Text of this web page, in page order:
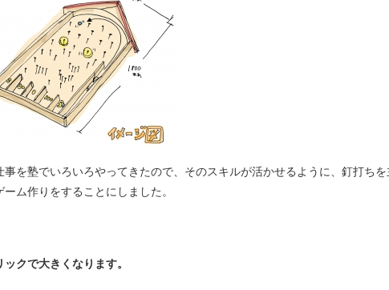
事を塾でいろいろやってきたので、そのスキルが活かせるように、釘打ち
ーム作りをすることにしました。
ックで大きくなります。